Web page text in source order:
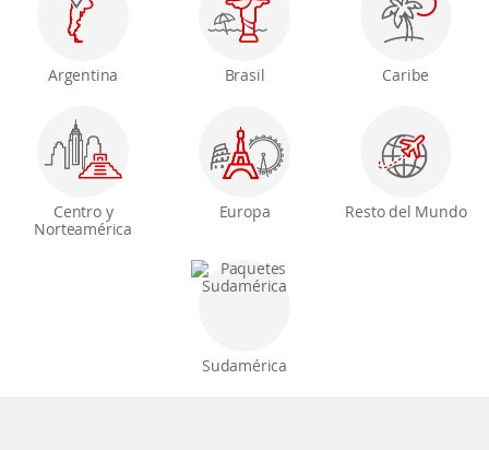
Argentina Brasil Caribe
Centro y
Norteamérica
Europa Resto del Mundo
Sudamérica